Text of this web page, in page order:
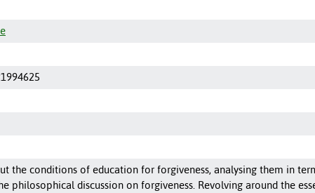
the conditions of education for forgiveness, analysing them in
philosophical discussion on forgiveness. Revolving around the